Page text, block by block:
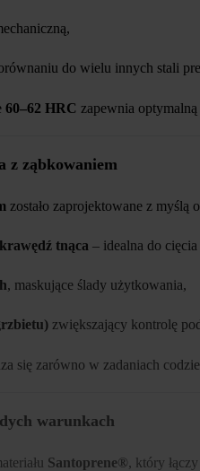
do wielu innych stali
60–62 HRC zapewnia
z ząbkowaniem
zostało zaprojektowane z myślą
tnąca – idealna do
, maskujące ślady użytkowania,
zwiększający kontrolę
się zarówno w zadaniach
warunkach
Santoprene®, który